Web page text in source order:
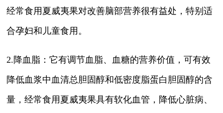
经常食用夏威夷果对改善脑部营养很有益处，特别适
合孕妇和儿童食用。
2.降血脂：它有调节血脂、血糖的营养价值，可有效
降低血浆中血清总胆固醇和低密度脂蛋白胆固醇的含
量，经常食用夏威夷果具有软化血管，降低心脏病、